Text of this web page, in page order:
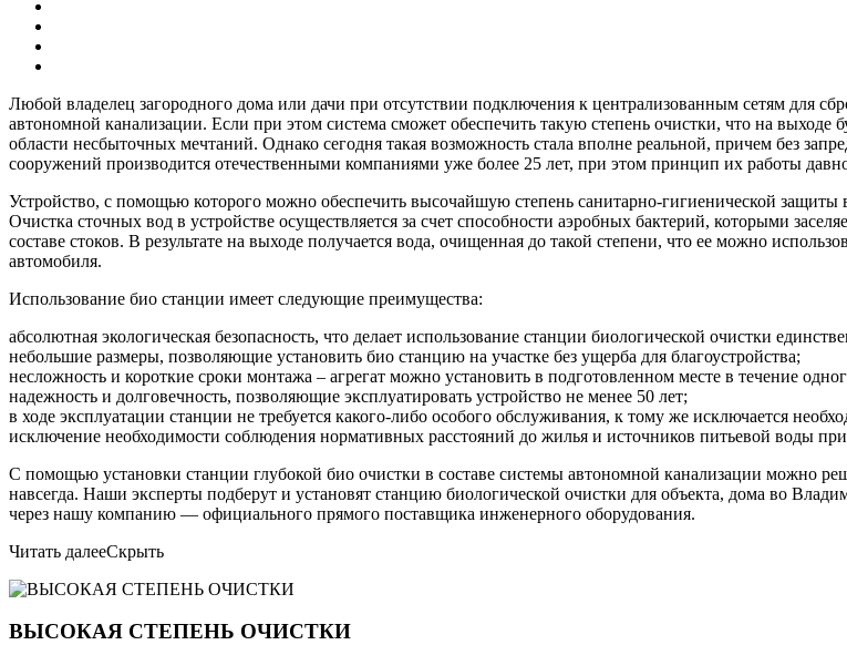
Любой владелец загородного дома или дачи при отсутствии подключения к централизованным сетям для
автономной канализации. Если при этом система сможет обеспечить такую степень очистки, что на выходе
области несбыточных мечтаний. Однако сегодня такая возможность стала вполне реальной, причем без
сооружений производится отечественными компаниями уже более 25 лет, при этом принцип их работы
Устройство, с помощью которого можно обеспечить высочайшую степень санитарно-гигиенической
Очистка сточных вод в устройстве осуществляется за счет способности аэробных бактерий, которыми
составе стоков. В результате на выходе получается вода, очищенная до такой степени, что ее можно
автомобиля.
Использование био станции имеет следующие преимущества:
абсолютная экологическая безопасность, что делает использование станции биологической очистки
небольшие размеры, позволяющие установить био станцию на участке без ущерба для благоустройства;
несложность и короткие сроки монтажа – агрегат можно установить в подготовленном месте в течение
надежность и долговечность, позволяющие эксплуатировать устройство не менее 50 лет;
в ходе эксплуатации станции не требуется какого-либо особого обслуживания, к тому же исключается
исключение необходимости соблюдения нормативных расстояний до жилья и источников питьевой воды
С помощью установки станции глубокой био очистки в составе системы автономной канализации можно
навсегда. Наши эксперты подберут и установят станцию биологической очистки для объекта, дома во
через нашу компанию — официального прямого поставщика инженерного оборудования.
Читать далееСкрыть
ВЫСОКАЯ СТЕПЕНЬ ОЧИСТКИ